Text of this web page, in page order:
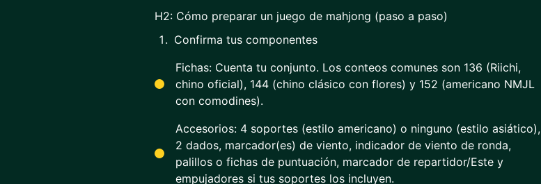
H2: Cómo preparar un juego de mahjong (paso a paso)
Confirma tus componentes
Fichas: Cuenta tu conjunto. Los conteos comunes son 136 (Riichi,
chino oficial), 144 (chino clásico con flores) y 152 (americano NMJL
con comodines).
Accesorios: 4 soportes (estilo americano) o ninguno (estilo asiático),
2 dados, marcador(es) de viento, indicador de viento de ronda,
palillos o fichas de puntuación, marcador de repartidor/Este y
empujadores si tus soportes los incluyen.